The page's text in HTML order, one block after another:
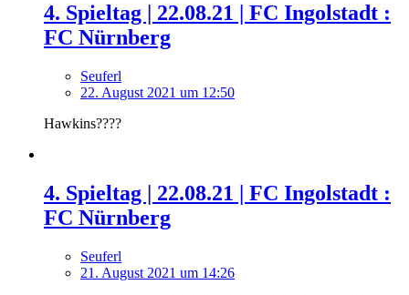
4. Spieltag | 22.08.21 | FC Ingolstadt :
FC Nürnberg
Seuferl
22. August 2021 um 12:50
Hawkins????
4. Spieltag | 22.08.21 | FC Ingolstadt :
FC Nürnberg
Seuferl
21. August 2021 um 14:26